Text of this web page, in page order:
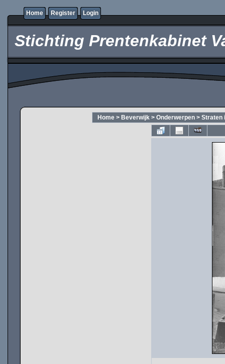
Home Register Login
Stichting Prentenkabinet
Home > Beverwijk > Onderwerpen > Straten